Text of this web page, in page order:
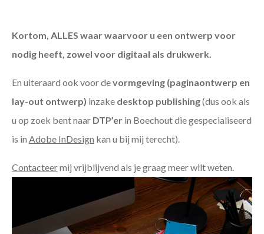
Kortom, ALLES waar waarvoor u een ontwerp voor
nodig heeft, zowel voor digitaal als drukwerk.
En uiteraard ook voor devormgeving (paginaontwerp en
lay-out ontwerp) inzake desktop publishing(dus ook als
u op zoek bent naar DTP’er in Boechout die gespecialiseerd
is in Adobe InDesign kan u bij mij terecht).
Contacteermij vrijblijvend als je graag meer wilt weten.